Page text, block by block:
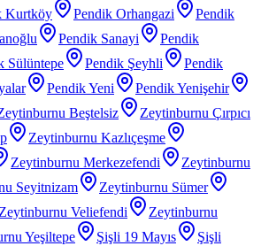
Kurtköy Pendik Orhangazi
Pendik
Pendik Sanayi
Pendik
Sülüntepe Pendik Şeyhli
Pendik
Pendik Yeni
Pendik Yenişehir
Beştelsiz
Zeytinburnu Çırpıcı
Zeytinburnu Kazlıçeşme
Zeytinburnu Merkezefendi
Zeytinburnu
Seyitnizam
Zeytinburnu Sümer
Veliefendi
Zeytinburnu
Yeşiltepe Şişli 19 Mayıs
Şişli